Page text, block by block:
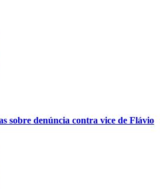
sobre denúncia contra vice de Flávio